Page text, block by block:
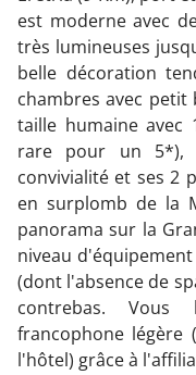
est moderne avec
très lumineuses
belle décoration
chambres avec petit
taille humaine avec
rare pour un 5*),
convivialité et ses 2
en surplomb de la
panorama sur la
niveau
(dont l'absence de
contrebas. Vous
francophone légère
l'hôtel) grâce à